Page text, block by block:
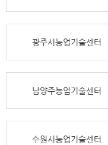
광주시농업기술센터
남양주농업기술센터
수원시농업기술센터